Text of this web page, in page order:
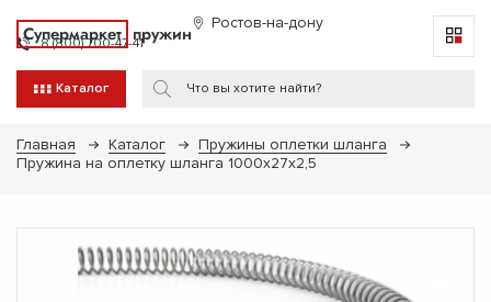
Супермаркет пружин Ростов-на-дону
8 (800) 700-47-41
Каталог
Главная Каталог
Пружины оплетки шланга
Пружина на оплетку шланга 1000х27х2,5